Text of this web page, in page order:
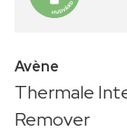
Avène
Thermale
Remover